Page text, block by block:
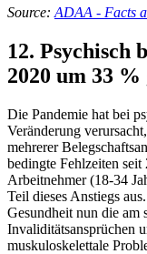
Source: ADAA - Facts
12. Psychisch
2020 um 33 %
Die Pandemie hat bei
Veränderung
mehrerer
bedingte Fehlzeiten
Arbeitnehmer (18-34
Teil dieses Anstiegs
Gesundheit nun die am
Invaliditätsansprüchen
muskuloskelettale